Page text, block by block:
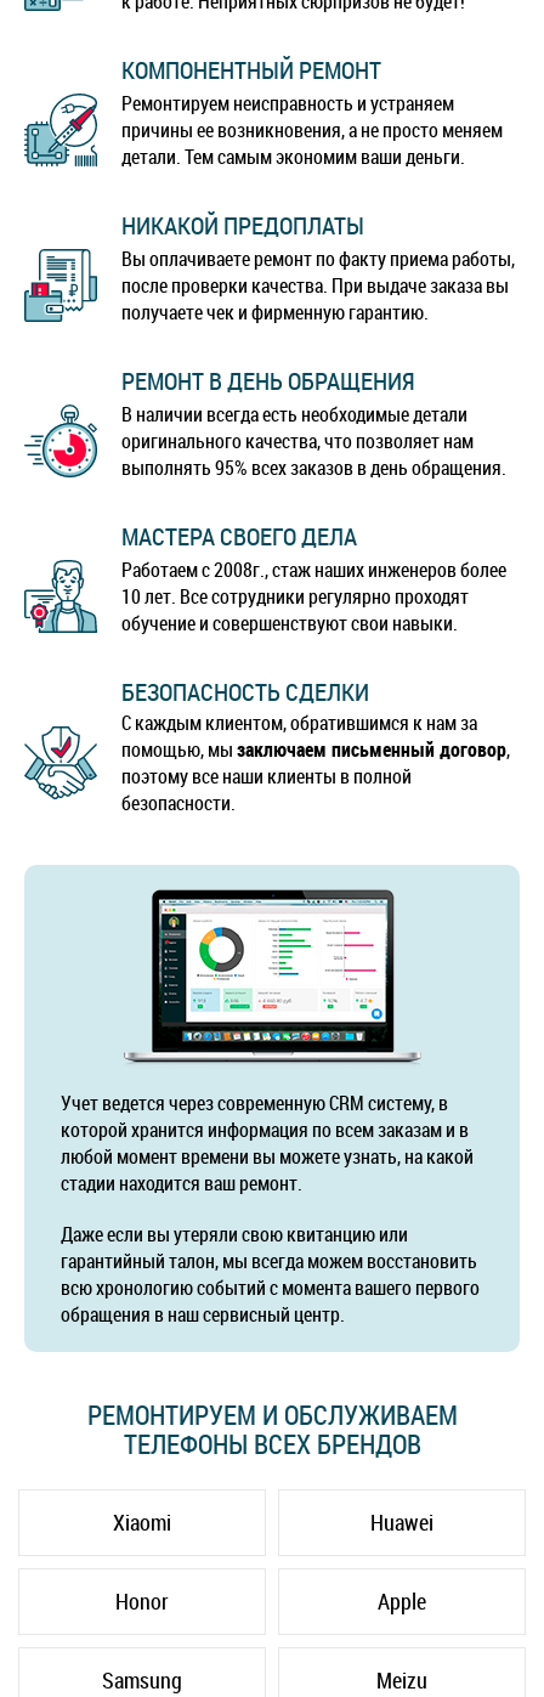
КОМПОНЕНТНЫЙ РЕМОНТ
Ремонтируем неисправность и устраняем
причины ее возникновения, а не просто меняем
детали. Тем самым экономим ваши деньги.
НИКАКОЙ ПРЕДОПЛАТЫ
Вы оплачиваете ремонт по факту приема работы,
после проверки качества. При выдаче заказа вы
получаете чек и фирменную гарантию.
РЕМОНТ В ДЕНЬ ОБРАЩЕНИЯ
В наличии всегда есть необходимые детали
оригинального качества, что позволяет нам
выполнять 95% всех заказов в день обращения.
МАСТЕРА СВОЕГО ДЕЛА
Работаем с 2008г., стаж наших инженеров более
10 лет. Все сотрудники регулярно проходят
обучение и совершенствуют свои навыки.
БЕЗОПАСНОСТЬ СДЕЛКИ
С каждым клиентом, обратившимся к нам за
помощью, мызаключаем письменный договор,
поэтому все наши клиенты в полной
безопасности.
Учет ведется через современную CRM систему, в
которой хранится информация по всем заказам и в
любой момент времени вы можете узнать, на какой
стадии находится ваш ремонт.
Даже если вы утеряли свою квитанцию или
гарантийный талон, мы всегда можем восстановить
всю хронологию событий с момента вашего первого
обращения в наш сервисный центр.
РЕМОНТИРУЕМ И ОБСЛУЖИВАЕМ
ТЕЛЕФОНЫ ВСЕХ БРЕНДОВ
Xiaomi Huawei
Honor Apple
Samsung Meizu